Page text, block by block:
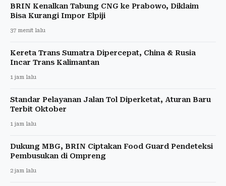
BRIN Kenalkan Tabung CNG ke Prabowo, Diklaim
Bisa Kurangi Impor Elpiji
37 menit lalu
Kereta Trans Sumatra Dipercepat, China & Rusia
Incar Trans Kalimantan
1 jam lalu
Standar Pelayanan Jalan Tol Diperketat, Aturan Baru
Terbit Oktober
1 jam lalu
Dukung MBG, BRIN Ciptakan Food Guard Pendeteksi
Pembusukan di Ompreng
2 jam lalu